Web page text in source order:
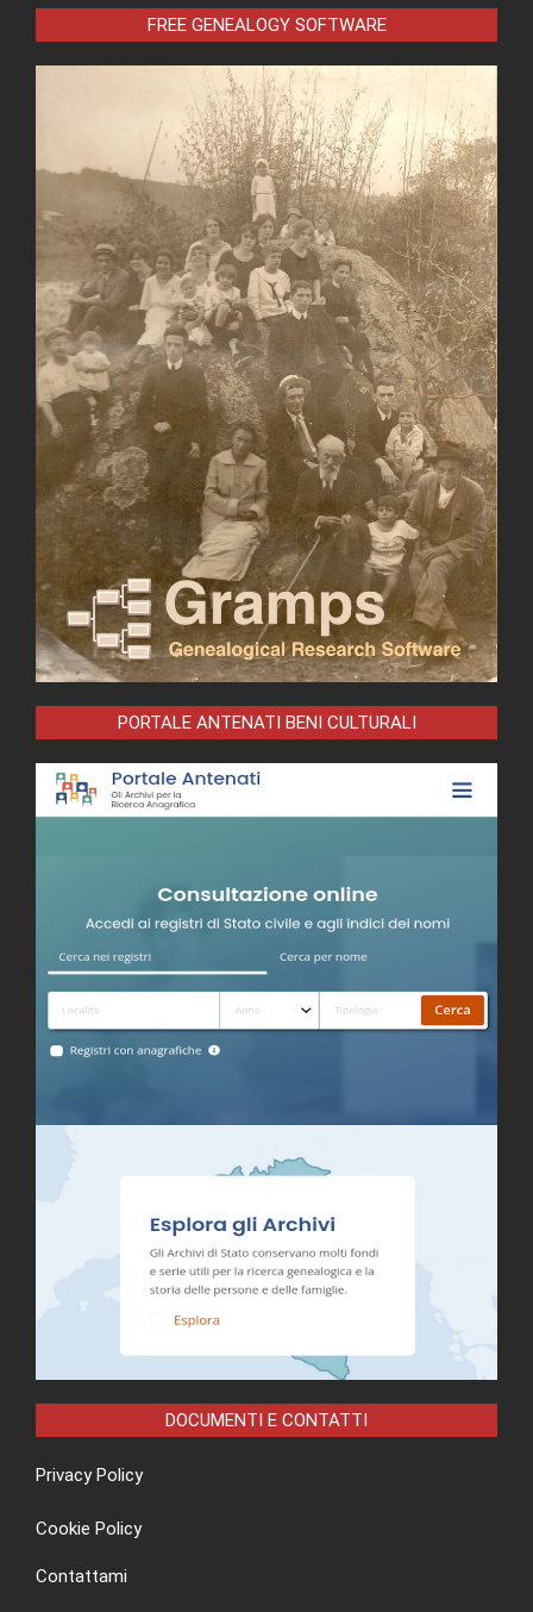
FREE GENEALOGY SOFTWARE
PORTALE ANTENATI BENI CULTURALI
DOCUMENTI E CONTATTI
Privacy Policy
Cookie Policy
Contattami